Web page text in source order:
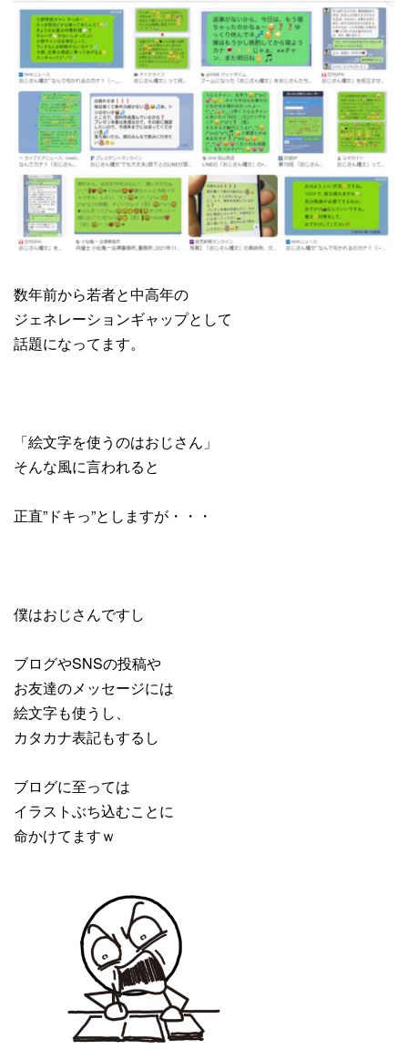
数年前から若者と中高年の
ジェネレーションギャップとして
話題になってます。
「絵文字を使うのはおじさん」
そんな風に言われると
正直”ドキっ”としますが・・・
僕はおじさんですし
ブログやSNSの投稿や
お友達のメッセージには
絵文字も使うし、
カタカナ表記もするし
ブログに至っては
イラストぶち込むことに
命かけてますｗ